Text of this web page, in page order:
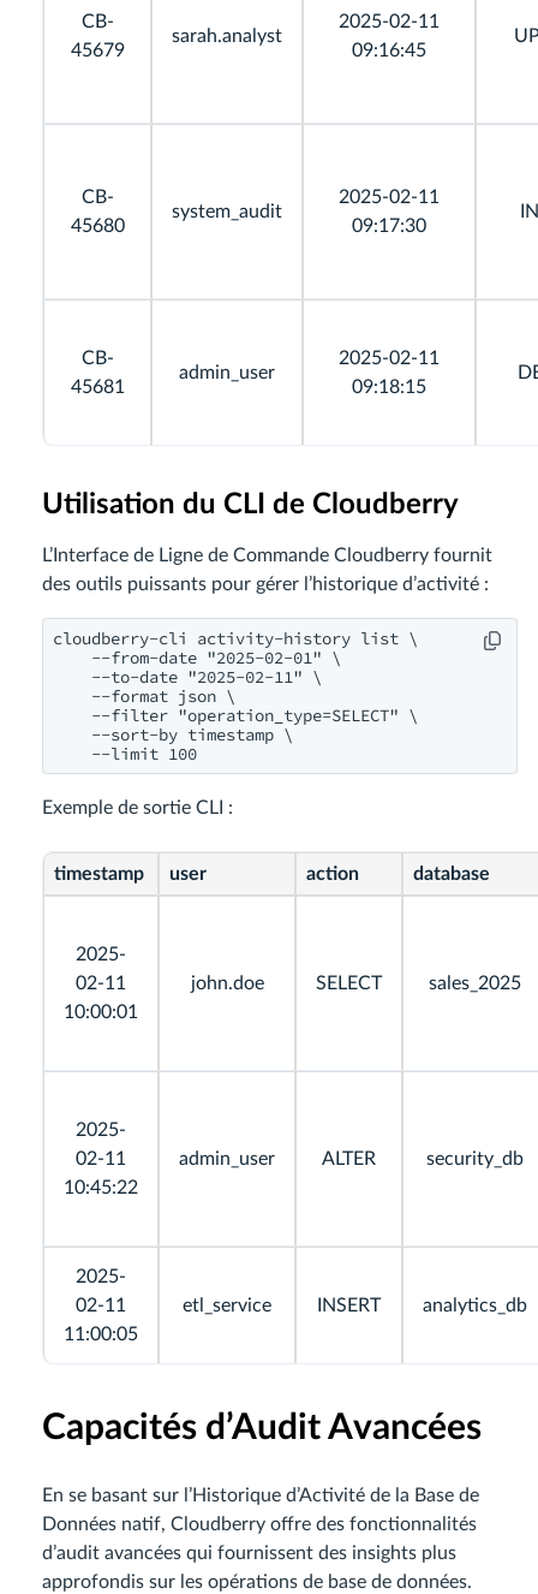
CB-
45679
sarah.analyst
2025-02-11
09:16:45
CB-
45680
system_audit
2025-02-11
09:17:30
CB-
45681
admin_user
2025-02-11
09:18:15
Utilisation du CLI de Cloudberry
L’Interface de Ligne de Commande Cloudberry fournit
des outils puissants pour gérer l’historique d’activité :
cloudberry-cli activity-history list \
    --from-date "2025-02-01" \
    --to-date "2025-02-11" \
    --format json \
    --filter "operation_type=SELECT" \
    --sort-by timestamp \
Exemple de sortie CLI :
timestamp user action database
2025-
02-11
10:00:01
john.doe SELECT sales_2025
2025-
02-11
10:45:22
admin_user ALTER security_db
2025-
02-11
11:00:05
etl_service INSERT analytics_db
Capacités d’Audit Avancées
En se basant sur l’Historique d’Activité de la Base de
Données natif, Cloudberry offre des fonctionnalités
d’audit avancées qui fournissent des insights plus
approfondis sur les opérations de base de données.